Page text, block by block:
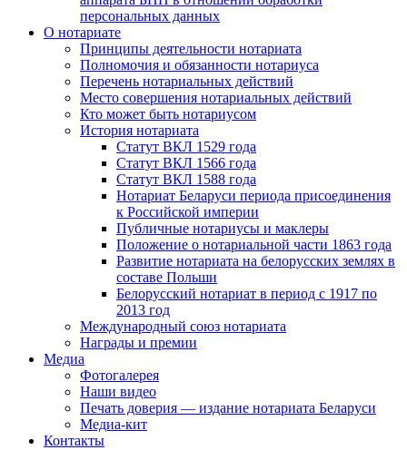
персональных данных
О нотариате
Принципы деятельности нотариата
Полномочия и обязанности нотариуса
Перечень нотариальных действий
Место совершения нотариальных действий
Кто может быть нотариусом
История нотариата
Статут ВКЛ 1529 года
Статут ВКЛ 1566 года
Статут ВКЛ 1588 года
Нотариат Беларуси периода присоединения
к Российской империи
Публичные нотариусы и маклеры
Положение о нотариальной части 1863 года
Развитие нотариата на белорусских землях в
составе Польши
Белорусский нотариат в период с 1917 по
2013 год
Международный союз нотариата
Награды и премии
Медиа
Фотогалерея
Наши видео
Печать доверия — издание нотариата Беларуси
Медиа-кит
Контакты